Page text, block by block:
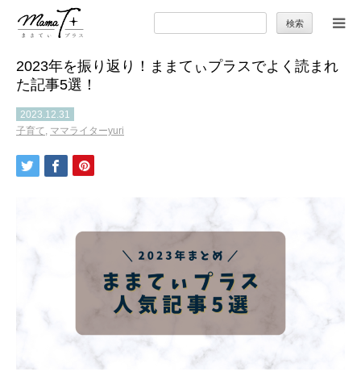
索:
2023年を振り返り！ままてぃプラスでよく読まれ
た記事5選！
2023.12.31
子育て, ママライターyuri
トップ
ママのカラダとココロ
セカンドキャリア
季節の行事やお出かけ